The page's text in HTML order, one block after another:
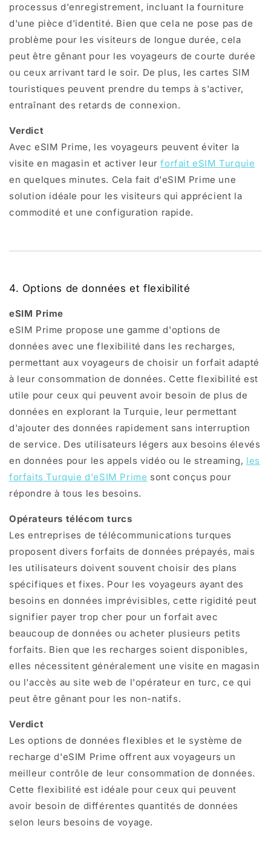
processus d'enregistrement, incluant la fourniture
d'une pièce d'identité. Bien que cela ne pose pas de
problème pour les visiteurs de longue durée, cela
peut être gênant pour les voyageurs de courte durée
ou ceux arrivant tard le soir. De plus, les cartes SIM
touristiques peuvent prendre du temps à s'activer,
entraînant des retards de connexion.
Verdict
Avec eSIM Prime, les voyageurs peuvent éviter la
visite en magasin et activer leurforfait eSIM Turquie
en quelques minutes. Cela fait d'eSIM Prime une
solution idéale pour les visiteurs qui apprécient la
commodité et une configuration rapide.
4. Options de données et flexibilité
eSIM Prime
eSIM Prime propose une gamme d'options de
données avec une flexibilité dans les recharges,
permettant aux voyageurs de choisir un forfait adapté
à leur consommation de données. Cette flexibilité est
utile pour ceux qui peuvent avoir besoin de plus de
données en explorant la Turquie, leur permettant
d'ajouter des données rapidement sans interruption
de service. Des utilisateurs légers aux besoins élevés
en données pour les appels vidéo ou le streaming, les
forfaits Turquie d'eSIM Prime sont conçus pour
répondre à tous les besoins.
Opérateurs télécom turcs
Les entreprises de télécommunications turques
proposent divers forfaits de données prépayés, mais
les utilisateurs doivent souvent choisir des plans
spécifiques et fixes. Pour les voyageurs ayant des
besoins en données imprévisibles, cette rigidité peut
signifier payer trop cher pour un forfait avec
beaucoup de données ou acheter plusieurs petits
forfaits. Bien que les recharges soient disponibles,
elles nécessitent généralement une visite en magasin
ou l'accès au site web de l'opérateur en turc, ce qui
peut être gênant pour les non-natifs.
Verdict
Les options de données flexibles et le système de
recharge d'eSIM Prime offrent aux voyageurs un
meilleur contrôle de leur consommation de données.
Cette flexibilité est idéale pour ceux qui peuvent
avoir besoin de différentes quantités de données
selon leurs besoins de voyage.